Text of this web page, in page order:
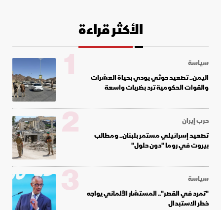
الأكثر قراءة
سياسة
اليمن.. تصعيد حوثي يودي بحياة العشرات
والقوات الحكومية ترد بضربات واسعة
1
حرب إيران
تصعيد إسرائيلي مستمر بلبنان.. ومطالب
بيروت في روما "دون حلول"
2
سياسة
"تمرد في القصر".. المستشار الألماني يواجه
خطر الاستبدال
3